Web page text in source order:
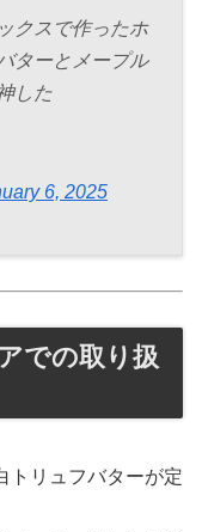
クスで作ったホ
ターとメープル
した
6, 2025
での取り扱
トリュフバターが定